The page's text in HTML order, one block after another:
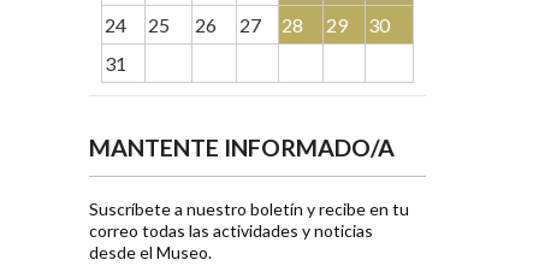
24
25 26 27 28 29
30
31
MANTENTE INFORMADO/A
Suscríbete a nuestro boletín y recibe en tu
correo todas las actividades y noticias
desde el Museo.